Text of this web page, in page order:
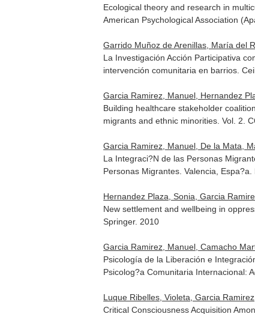
Ecological theory and research in
American Psychological Association
Garrido Muñoz de Arenillas, María del
La Investigación Acción Participativa
intervención comunitaria en barrios .
Garcia Ramirez, Manuel, Hernandez
Building healthcare stakeholder
migrants and ethnic minorities. Vol. 2.
Garcia Ramirez, Manuel, De la Mata,
La Integraci?N de las Personas
Personas Migrantes . Valencia,
Hernandez Plaza, Sonia, Garcia
New settlement and wellbeing in
Springer. 2010
Garcia Ramirez, Manuel, Camacho
Psicología de la Liberación e
Psicolog?a Comunitaria Internacional:
Luque Ribelles, Violeta, Garcia
Critical Consciousness Acquisition